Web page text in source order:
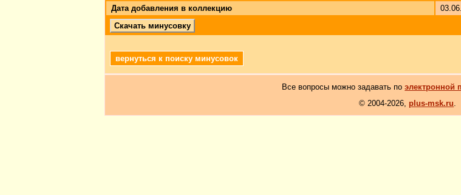
Дата добавления в коллекцию
Скачать минусовку
вернуться к поиску минусовок
Все вопросы можно задавать поэлектронной
© 2004-2026, plus-msk.ru.